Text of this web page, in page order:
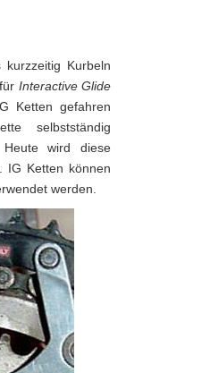
Kurbeln
Interactive Glide
Ketten gefahren
selbstständig
Heute wird diese
IG Ketten können
werden.